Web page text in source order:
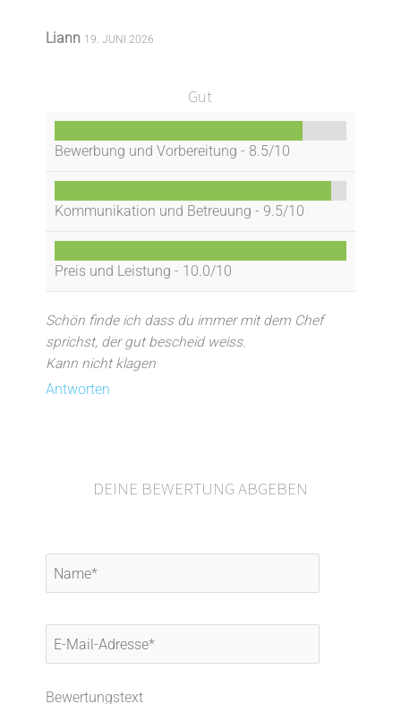
Liann 19. JUNI 2026
Gut
Bewerbung und Vorbereitung - 8.5/10
Kommunikation und Betreuung - 9.5/10
Preis und Leistung - 10.0/10
Schön finde ich dass du immer mit dem Chef
sprichst, der gut bescheid weiss.
Kann nicht klagen
Antworten
DEINE BEWERTUNG ABGEBEN
Name*
E-
Mail-
Adresse*
Bewertungstext